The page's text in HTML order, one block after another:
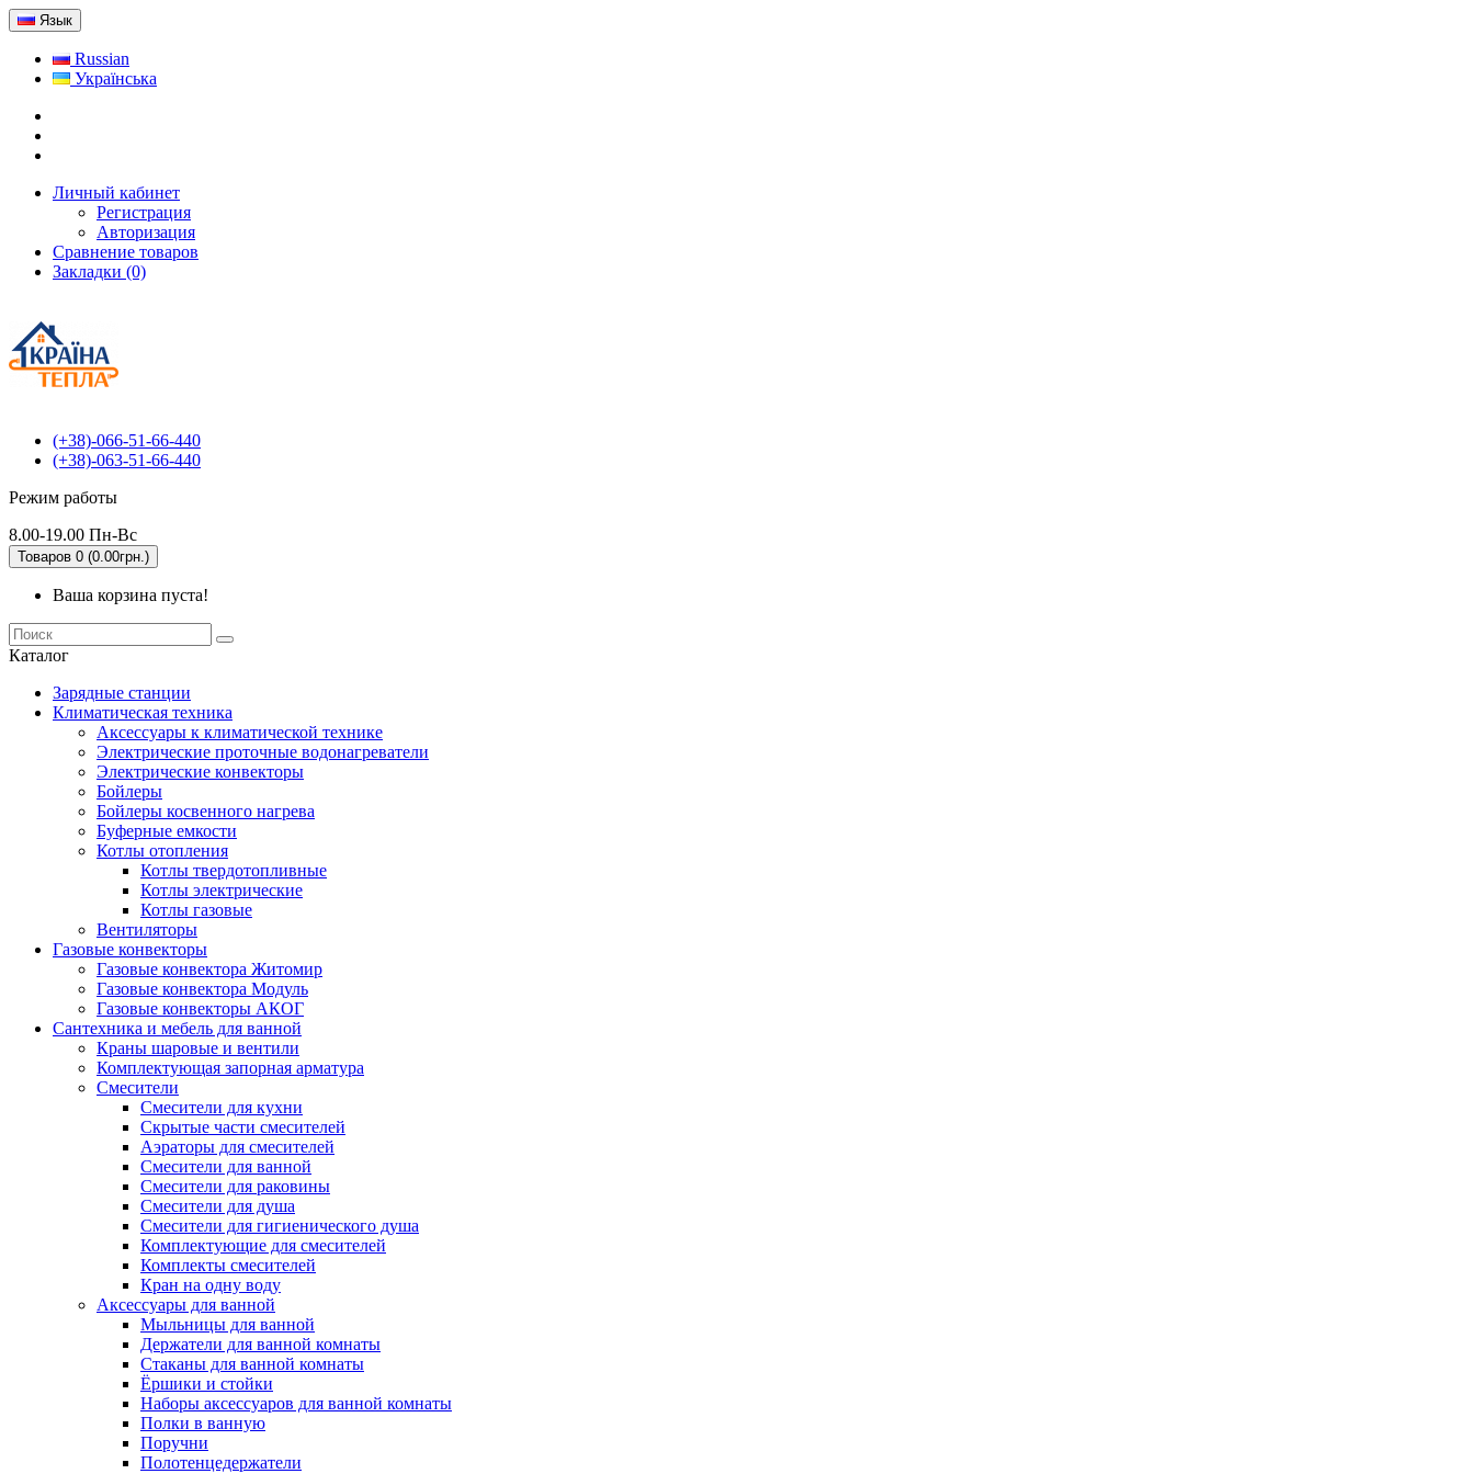
Язык
Russian
Українська
Личный кабинет
Регистрация
Авторизация
Сравнение товаров
Закладки (0)
(+38)-066-51-66-440
(+38)-063-51-66-440
Режим работы
8.00-19.00 Пн-Вс
Товаров 0 (0.00грн.)
Ваша корзина пуста!
Каталог
Зарядные станции
Климатическая техника
Аксессуары к климатической технике
Электрические проточные водонагреватели
Электрические конвекторы
Бойлеры
Бойлеры косвенного нагрева
Буферные емкости
Котлы отопления
Котлы твердотопливные
Котлы электрические
Котлы газовые
Вентиляторы
Газовые конвекторы
Газовые конвектора Житомир
Газовые конвектора Модуль
Газовые конвекторы АКОГ
Сантехника и мебель для ванной
Краны шаровые и вентили
Комплектующая запорная арматура
Смесители
Смесители для кухни
Скрытые части смесителей
Аэраторы для смесителей
Смесители для ванной
Смесители для раковины
Смесители для душа
Смесители для гигиенического душа
Комплектующие для смесителей
Комплекты смесителей
Кран на одну воду
Аксессуары для ванной
Мыльницы для ванной
Держатели для ванной комнаты
Стаканы для ванной комнаты
Ёршики и стойки
Наборы аксессуаров для ванной комнаты
Полки в ванную
Поручни
Полотенцедержатели